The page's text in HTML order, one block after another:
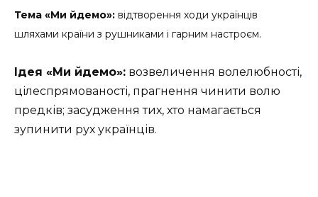
Тема «Ми йдемо»: відтворення ходи українців
шляхами країни з рушниками і гарним настроєм.
Ідея «Ми йдемо»: возвеличення волелюбності,
цілеспрямованості, прагнення чинити волю
предків; засудження тих, хто намагається
зупинити рух українців.